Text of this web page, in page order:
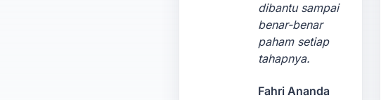
dibantu sampai
benar-benar
paham setiap
tahapnya.
Fahri Ananda